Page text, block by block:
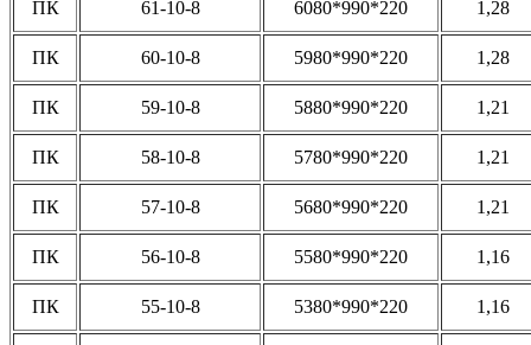
ПК 61-10-8 6080*990*220 1,28
ПК 60-10-8 5980*990*220 1,28
ПК 59-10-8 5880*990*220 1,21
ПК 58-10-8 5780*990*220 1,21
ПК 57-10-8 5680*990*220 1,21
ПК 56-10-8 5580*990*220 1,16
ПК 55-10-8 5380*990*220 1,16